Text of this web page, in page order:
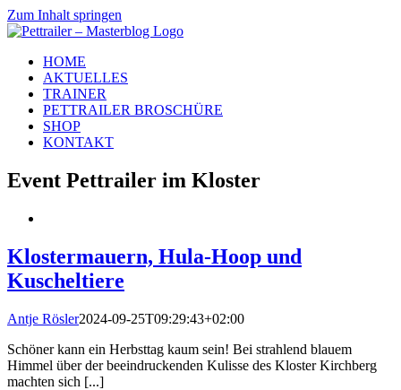
Zum Inhalt springen
HOME
AKTUELLES
TRAINER
PETTRAILER BROSCHÜRE
SHOP
KONTAKT
Event Pettrailer im Kloster
Klostermauern, Hula-Hoop und
Kuscheltiere
Antje Rösler2024-09-25T09:29:43+02:00
Schöner kann ein Herbsttag kaum sein! Bei strahlend blauem
Himmel über der beeindruckenden Kulisse des Kloster Kirchberg
machten sich [...]